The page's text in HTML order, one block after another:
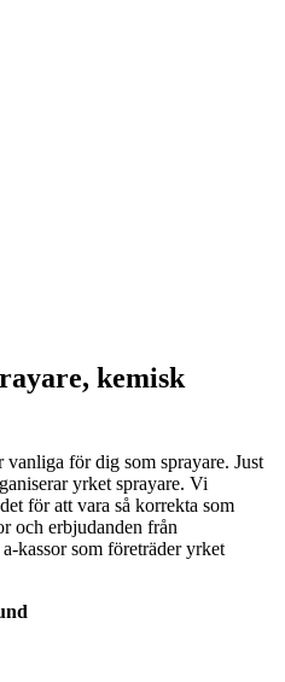
kemisk
för dig som sprayare. Just
yrket sprayare. Vi
för att vara så korrekta som
och erbjudanden från
kassor som företräder yrket